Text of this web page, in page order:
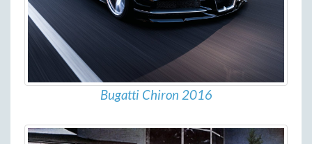
Bugatti Chiron 2016